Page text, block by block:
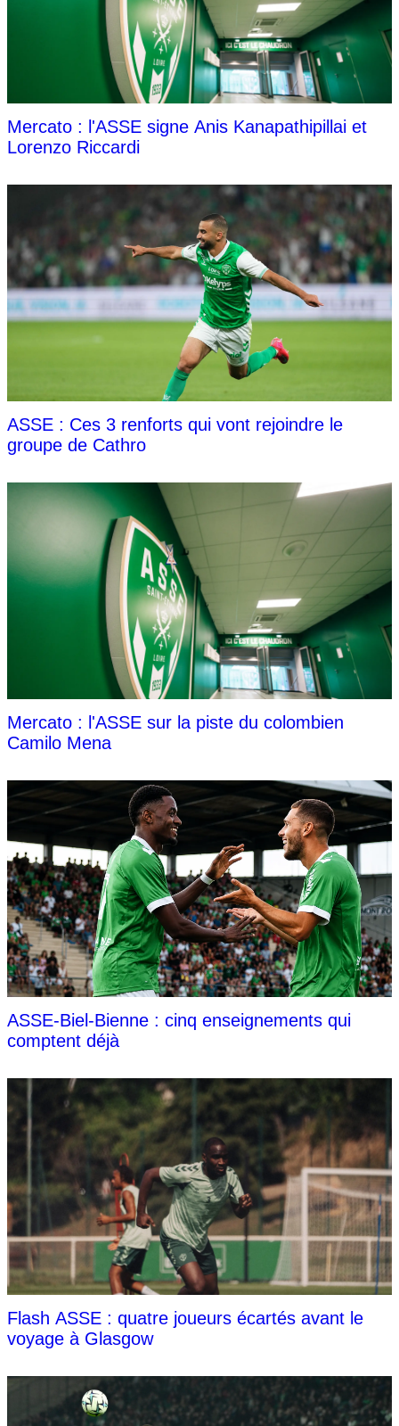
Mercato : l'ASSE signe Anis Kanapathipillai et
Lorenzo Riccardi
ASSE : Ces 3 renforts qui vont rejoindre le
groupe de Cathro
Mercato : l'ASSE sur la piste du colombien
Camilo Mena
ASSE-Biel-Bienne : cinq enseignements qui
comptent déjà
Flash ASSE : quatre joueurs écartés avant le
voyage à Glasgow